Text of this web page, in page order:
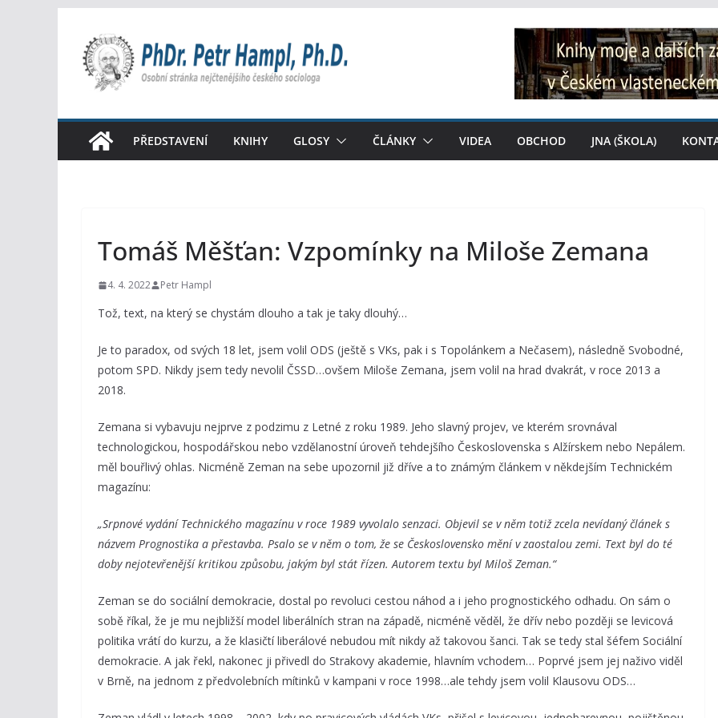
obsah
PŘEDSTAVENÍ KNIHY GLOSY ČLÁNKY VIDEA OBCHOD JNA (ŠKOLA)
Tomáš Měšťan: Vzpomínky na Miloše Zemana
4. 4. 2022 Petr Hampl
Tož, text, na který se chystám dlouho a tak je taky dlouhý…
Je to paradox, od svých 18 let, jsem volil ODS (ještě s VKs, pak i s Topolánkem a Nečasem), následně Svobodné,
potom SPD. Nikdy jsem tedy nevolil ČSSD…ovšem Miloše Zemana, jsem volil na hrad dvakrát, v roce 2013 a
2018.
Zemana si vybavuju nejprve z podzimu z Letné z roku 1989. Jeho slavný projev, ve kterém srovnával
technologickou, hospodářskou nebo vzdělanostní úroveň tehdejšího Československa s Alžírskem nebo Nepálem.
měl bouřlivý ohlas. Nicméně Zeman na sebe upozornil již dříve a to známým článkem v někdejším Technickém
magazínu:
„Srpnové vydání Technického magazínu v roce 1989 vyvolalo senzaci. Objevil se v něm totiž zcela nevídaný článek s
názvem Prognostika a přestavba. Psalo se v něm o tom, že se Československo mění v zaostalou zemi. Text byl do té
doby nejotevřenější kritikou způsobu, jakým byl stát řízen. Autorem textu byl Miloš Zeman.“
Zeman se do sociální demokracie, dostal po revoluci cestou náhod a i jeho prognostického odhadu. On sám o
sobě říkal, že je mu nejbližší model liberálních stran na západě, nicméně věděl, že dřív nebo později se levicová
politika vrátí do kurzu, a že klasičtí liberálové nebudou mít nikdy až takovou šanci. Tak se tedy stal šéfem Sociální
demokracie. A jak řekl, nakonec ji přivedl do Strakovy akademie, hlavním vchodem… Poprvé jsem jej naživo viděl
v Brně, na jednom z předvolebních mítinků v kampani v roce 1998…ale tehdy jsem volil Klausovu ODS…